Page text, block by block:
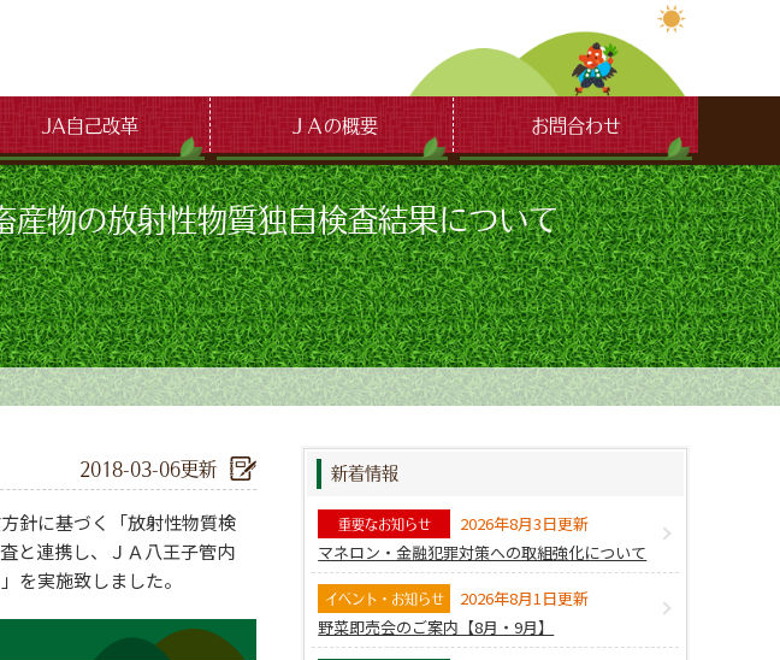
JA自己改革 ＪＡの概要 お問合わせ
物の放射性物質独自検査結果について
2018-03-06更新
針に基づく「放射性物質検
と連携し、ＪＡ八王子管内
を実施致しました。
新着情報
重要なお知らせ
2026年8月3日更新
マネロン・金融犯罪対策への取組強化について
イベント・お知らせ
2026年8月1日更新
野菜即売会のご案内【8月・9月】